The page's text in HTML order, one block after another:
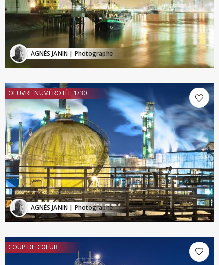
AGNÈS JANIN | Photographe
OEUVRE NUMÉROTÉE 1/30
AGNÈS JANIN | Photographe
COUP DE COEUR